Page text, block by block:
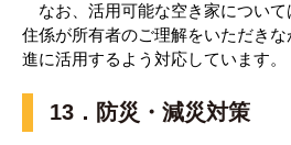
なお、活用可能な空き家について
住係が所有者のご理解をいただき
進に活用するよう対応しています。
13．防災・減災対策